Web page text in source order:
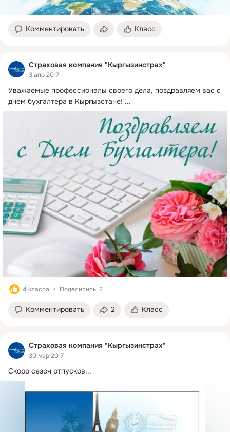
Комментировать Класс
Страховая компания "Кыргызинстрах"
3 апр 2017
Уважаемые профессионалы своего дела, поздравляем вас с
днем бухгалтера в Кыргызстане! ...
4 класса Поделились: 2
Комментировать 2 Класс
Страховая компания "Кыргызинстрах"
30 мар 2017
Скоро сезон отпусков...